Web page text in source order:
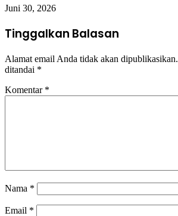
Juni 30, 2026
Tinggalkan Balasan
Alamat email Anda tidak akan dipublikasikan.
ditandai *
Komentar *
Nama *
Email *